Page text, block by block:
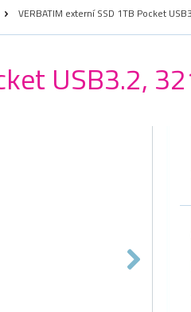
VERBATIM externí SSD 1TB Pocket
USB3.2,